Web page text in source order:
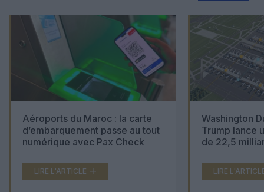
Aéroports du Maroc : la carte
d’embarquement passe au tout
numérique avec Pax Check
LIRE L'ARTICLE
Washington
Trump lance
de 22,5
LIRE